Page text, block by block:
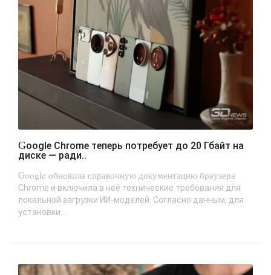
Google Chrome теперь потребует до 20 Гбайт на
диске — ради..
Google обновила справочную документацию браузера
Chrome и включила в неё технические требования для
локальной загрузки ИИ-моделей. Согласно данным, для
установки...